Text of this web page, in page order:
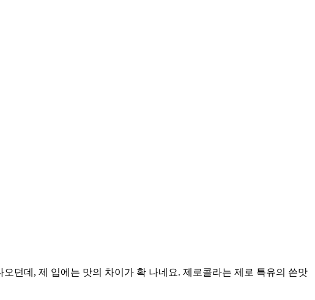
던데, 제 입에는 맛의 차이가 확 나네요. 제로콜라는 제로 특유의 쓴맛